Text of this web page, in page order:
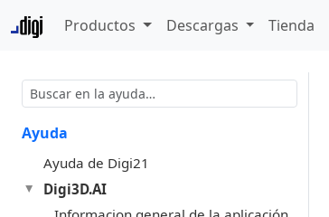
Productos Descargas Tienda
Ayuda
Ayuda de Digi21
Digi3D.AI